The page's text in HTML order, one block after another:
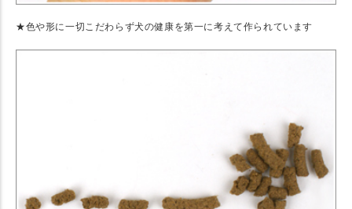
★色や形に一切こだわらず犬の健康を第一に考えて作られています